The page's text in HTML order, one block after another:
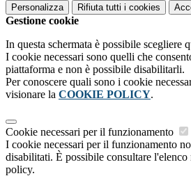
Personalizza Rifiuta tutti i cookies
Gestione cookie
In questa schermata è possibile scegliere
I cookie necessari sono quelli che
piattaforma e non è possibile disabilitarli.
Per conoscere quali sono i cookie
visionare la COOKIE POLICY.
Cookie necessari per il funzionamento
I cookie necessari per il funzionamento
disabilitati. È possibile consultare
policy.